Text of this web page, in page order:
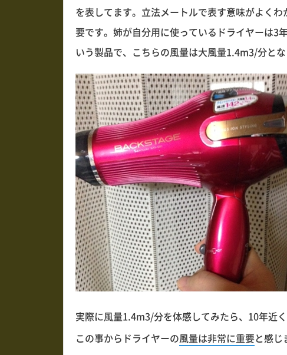
を表してます。立法メートルで表す意味がよく
要です。姉が自分用に使っているドライヤーは3
いう製品で、こちらの風量は大風量1.4m3/分と
実際に風量1.4m3/分を体感してみたら、10年近
この事からドライヤーの風量は非常に重要と感じ